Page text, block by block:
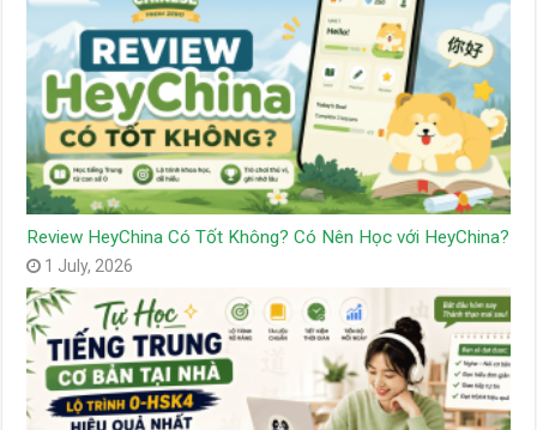
Review HeyChina Có Tốt Không? Có Nên Học với HeyChina?
1 July, 2026